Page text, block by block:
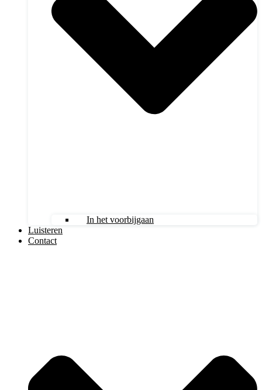
In het voorbijgaan
Luisteren
Contact